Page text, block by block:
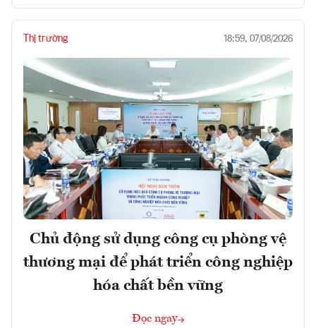
Thị trường 18:59, 07/08/2026
Chủ động sử dụng công cụ phòng vệ
thương mại để phát triển công nghiệp
hóa chất bền vững
Đọc ngay